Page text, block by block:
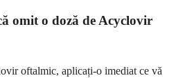
omit o doză de Acyclovir
oftalmic, aplicați-o imediat ce vă